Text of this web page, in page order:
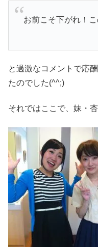
お前こそ下がれ！
と過激なコメントで応
たのでした(^^;)
それではここで、妹・